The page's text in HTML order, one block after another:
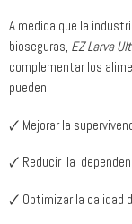
A medida que la
bioseguras, EZ Larva
complementar los
pueden:
🗸 Mejorar la
🗸 Reducir la
🗸 Optimizar la calidad